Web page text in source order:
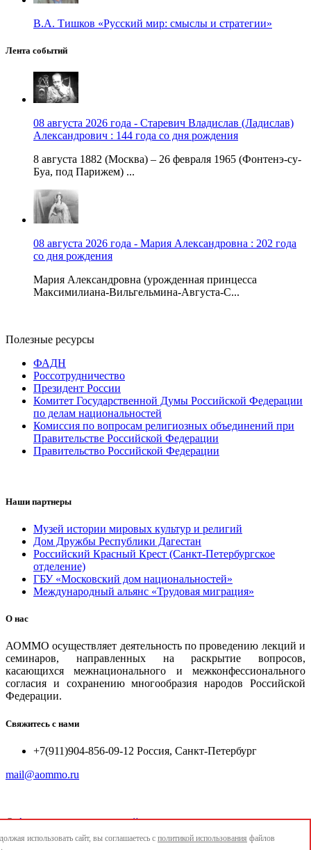
В.А. Тишков «Русский мир: смыслы и стратегии»
Лента событий
08 августа 2026 года - Старевич Владислав (Ладислав)
Александрович : 144 года со дня рождения
8 августа 1882 (Москва) – 26 февраля 1965 (Фонтенэ-су-
Буа, под Парижем) ...
08 августа 2026 года - Мария Александровна : 202 года
со дня рождения
Мария Александровна (урожденная принцесса
Максимилиана-Вильгельмина-Августа-С...
Полезные ресурсы
ФАДН
Россотрудничество
Президент России
Комитет Государственной Думы Российской Федерации
по делам национальностей
Комиссия по вопросам религиозных объединений при
Правительстве Российской Федерации
Правительство Российской Федерации
Наши партнеры
Музей истории мировых культур и религий
Дом Дружбы Республики Дагестан
Российский Красный Крест (Санкт-Петербургское
отделение)
ГБУ «Московский дом национальностей»
Международный альянс «Трудовая миграция»
О нас
АОММО осуществляет деятельность по проведению лекций и
семинаров, направленных на раскрытие вопросов,
касающихся межнационального и межконфессионального
согласия и сохранению многообразия народов Российской
Федерации.
Свяжитесь с нами
+7(911)904-856-09-12 Россия, Санкт-Петербург
mail@aommo.ru
© Ассоциация организаций по реализации национальных
проектов и достижению национальных целей развития
использовать сайт, вы соглашаетесь с политикой использования файлов